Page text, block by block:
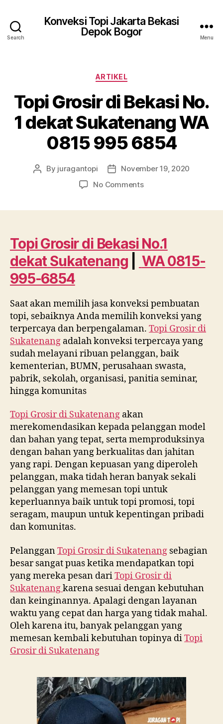
Search
Konveksi Topi Jakarta Bekasi
Depok Bogor
Menu
Categories
ARTIKEL
Topi Grosir di Bekasi No.
1 dekat Sukatenang WA
0815 995 6854
Post
By juragantopi
PostNovember 19, 2020
No Commentson
No.
1
dekat
995
6854
Topi Grosir di Bekasi No.1
dekat Sukatenang
WA 0815-
995-6854
Saat akan memilih jasa konveksi pembuatan
topi, sebaiknya Anda memilih konveksi yang
terpercaya dan berpengalaman. Topi Grosir di
Sukatenang adalah konveksi terpercaya yang
sudah melayani ribuan pelanggan, baik
kementerian, BUMN, perusahaan swasta,
pabrik, sekolah, organisasi, panitia seminar,
hingga komunitas
Topi Grosir di Sukatenang akan
merekomendasikan kepada pelanggan model
dan bahan yang tepat, serta memproduksinya
dengan bahan yang berkualitas dan jahitan
yang rapi. Dengan kepuasan yang diperoleh
pelanggan, maka tidah heran banyak sekali
pelanggan yang memesan topi untuk
keperluannya baik untuk topi promosi, topi
seragam, maupun untuk kepentingan pribadi
dan komunitas.
PelangganTopi Grosir di Sukatenang sebagian
besar sangat puas ketika mendapatkan topi
yang mereka pesan dariTopi Grosir di
Sukatenangkarena sesuai dengan kebutuhan
dan keinginannya. Apalagi dengan layanan
waktu yang cepat dan harga yang tidak mahal.
Oleh karena itu, banyak pelanggan yang
memesan kembali kebutuhan topinya diTopi
Grosir di Sukatenang